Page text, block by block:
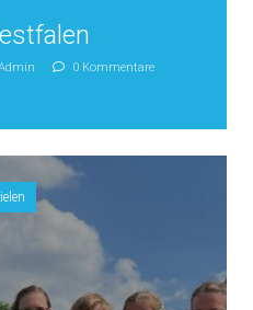
0 Kommentare